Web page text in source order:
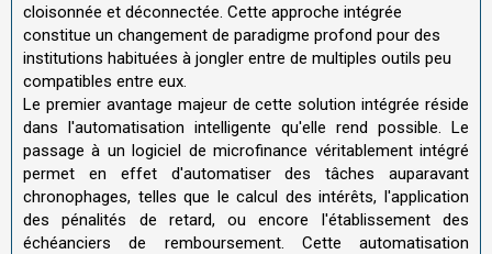
cloisonnée et déconnectée. Cette approche intégrée
constitue un changement de paradigme profond pour des
institutions habituées à jongler entre de multiples outils peu
compatibles entre eux.
Le premier avantage majeur de cette solution intégrée réside
dans l'automatisation intelligente qu'elle rend possible. Le
passage à un logiciel de microfinance véritablement intégré
permet en effet d'automatiser des tâches auparavant
chronophages, telles que le calcul des intérêts, l'application
des pénalités de retard, ou encore l'établissement des
échéanciers de remboursement. Cette automatisation